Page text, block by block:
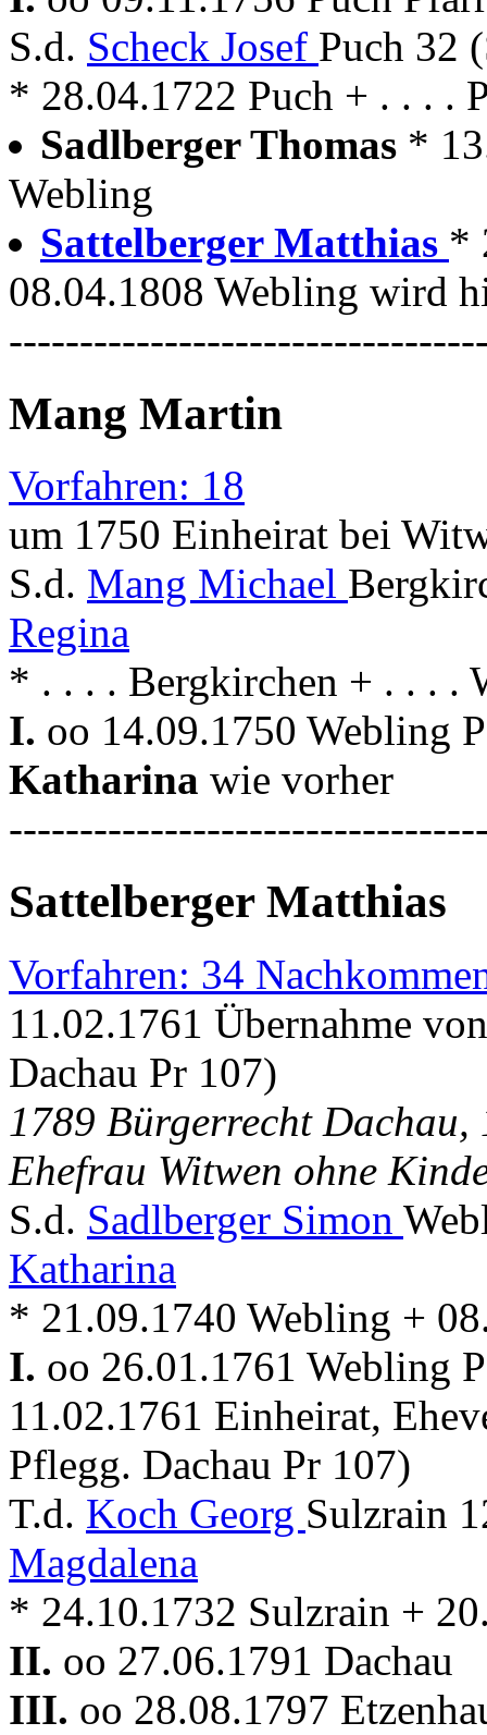
S.d. Scheck Josef Puch 32
* 28.04.1722 Puch + . . . .
Sadlberger Thomas *
Webling
Sattelberger Matthias *
08.04.1808 Webling wird
Mang Martin
Vorfahren: 18
um 1750 Einheirat bei
S.d. Mang Michael
Regina
* . . . . Bergkirchen + . . . .
I. oo 14.09.1750 Webling
Katharina wie vorher
Sattelberger Matthias
Vorfahren: 34
11.02.1761 Übernahme
Dachau Pr 107)
1789 Bürgerrecht Dachau,
Ehefrau Witwen ohne
S.d. Sadlberger Simon
Katharina
* 21.09.1740 Webling +
I. oo 26.01.1761 Webling
11.02.1761 Einheirat,
Pflegg. Dachau Pr 107)
T.d. Koch Georg Sulzrain
Magdalena
* 24.10.1732 Sulzrain +
II. oo 27.06.1791 Dachau
III. oo 28.08.1797